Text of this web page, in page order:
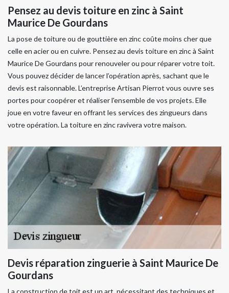
Pensez au devis toiture en zinc à Saint
Maurice De Gourdans
La pose de toiture ou de gouttière en zinc coûte moins cher que
celle en acier ou en cuivre. Pensez au devis toiture en zinc à Saint
Maurice De Gourdans pour renouveler ou pour réparer votre toit.
Vous pouvez décider de lancer l’opération après, sachant que le
devis est raisonnable. L’entreprise Artisan Pierrot vous ouvre ses
portes pour coopérer et réaliser l'ensemble de vos projets. Elle
joue en votre faveur en offrant les services des zingueurs dans
votre opération. La toiture en zinc ravivera votre maison.
Devis réparation zinguerie à Saint Maurice De
Gourdans
La construction de toit est un art, nécessitant des techniques et